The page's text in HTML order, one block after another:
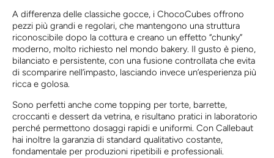
A differenza delle classiche gocce, i ChocoCubes offrono
pezzi più grandi e regolari, che mantengono una struttura
riconoscibile dopo la cottura e creano un effetto “chunky”
moderno, molto richiesto nel mondo bakery. Il gusto è pieno,
bilanciato e persistente, con una fusione controllata che evita
di scomparire nell’impasto, lasciando invece un’esperienza più
ricca e golosa.
Sono perfetti anche come topping per torte, barrette,
croccanti e dessert da vetrina, e risultano pratici in laboratorio
perché permettono dosaggi rapidi e uniformi. Con Callebaut
hai inoltre la garanzia di standard qualitativo costante,
fondamentale per produzioni ripetibili e professionali.